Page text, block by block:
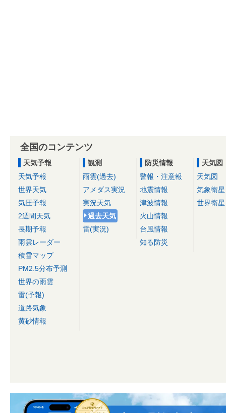
全国のコンテンツ
天気予報
天気予報
世界天気
気圧予報
2週間天気
長期予報
雨雲レーダー
積雪マップ
PM2.5分布予測
世界の雨雲
雷(予報)
道路気象
黄砂情報
観測
雨雲(過去)
アメダス実況
実況天気
過去天気
雷(実況)
防災情報
警報・注意報
地震情報
津波情報
火山情報
台風情報
知る防災
天気図
天気図
気象衛星
世界衛星